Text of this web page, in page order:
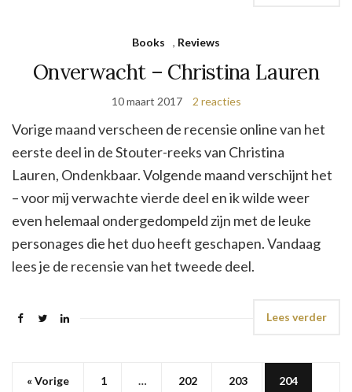
Books , Reviews
Onverwacht – Christina Lauren
10 maart 2017 2 reacties
Vorige maand verscheen de recensie online van het
eerste deel in de Stouter-reeks van Christina
Lauren, Ondenkbaar. Volgende maand verschijnt het
– voor mij verwachte vierde deel en ik wilde weer
even helemaal ondergedompeld zijn met de leuke
personages die het duo heeft geschapen. Vandaag
lees je de recensie van het tweede deel.
Lees verder
« Vorige 1 … 202 203 204